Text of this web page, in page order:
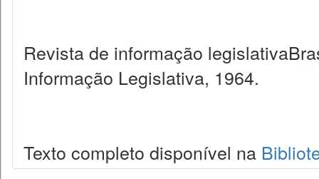
Revista de informação
Informação Legislativa, 1964.
Texto completo disponível na